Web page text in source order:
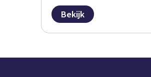
Bekijk